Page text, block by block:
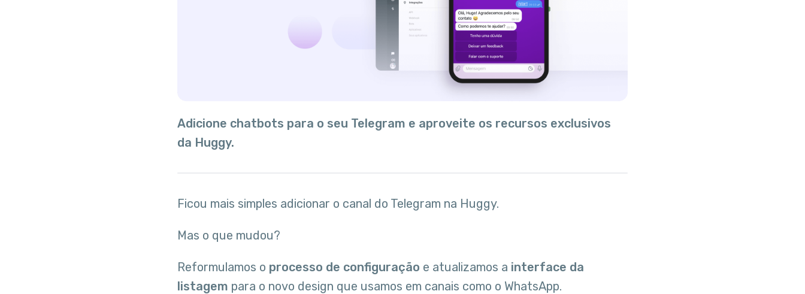
Adicione chatbots para o seu Telegram e aproveite os recursos exclusivos
da Huggy.
Ficou mais simples adicionar o canal do Telegram na Huggy.
Mas o que mudou?
Reformulamos o processo de configuração e atualizamos a interface da
listagem para o novo design que usamos em canais como o WhatsApp.